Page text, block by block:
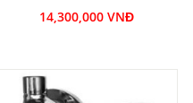
14,300,000 VNĐ